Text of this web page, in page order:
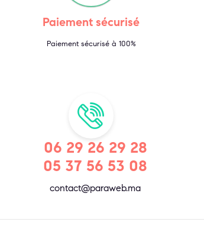
Paiement sécurisé
Paiement sécurisé à 100%
06 29 26 29 28
05 37 56 53 08
contact@paraweb.ma